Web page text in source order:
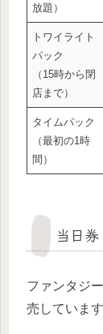
放題）
トワイライト
パック
（15時から閉
店まで）
タイムパック
（最初の1時
間）
当日券
ファンタジ
売しています